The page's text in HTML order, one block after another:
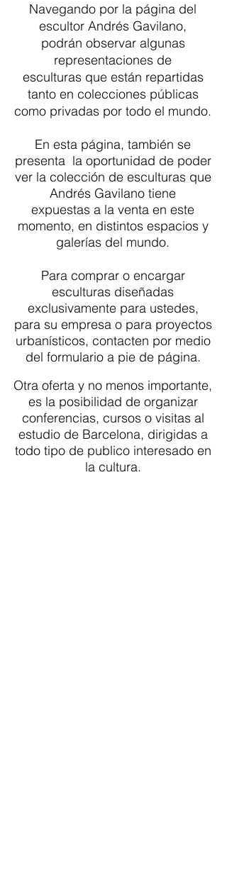
Navegando por la página del
escultor Andrés Gavilano,
podrán observar algunas
representaciones de
esculturas que están repartidas
tanto en colecciones públicas
como privadas por todo el mundo.
En esta página, también se
presenta la oportunidad de poder
ver la colección de esculturas que
Andrés Gavilano tiene
expuestas a la venta en este
momento, en distintos espacios y
galerías del mundo.
Para comprar o encargar
esculturas diseñadas
exclusivamente para ustedes,
para su empresa o para proyectos
urbanísticos, contacten por medio
del formulario a pie de página.
Otra oferta y no menos importante,
es la posibilidad de organizar
conferencias, cursos o visitas al
estudio de Barcelona, dirigidas a
todo tipo de publico interesado en
la cultura.